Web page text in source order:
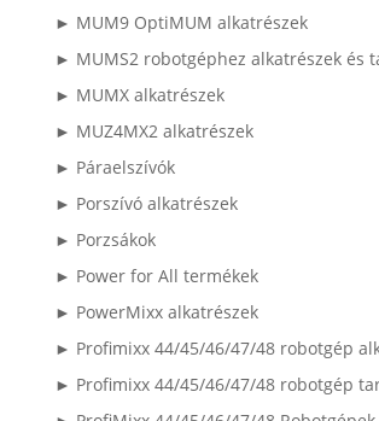
► MUM9 OptiMUM alkatrészek
► MUMS2 robotgéphez alkatrészek és
► MUMX alkatrészek
► MUZ4MX2 alkatrészek
► Páraelszívók
► Porszívó alkatrészek
► Porzsákok
► Power for All termékek
► PowerMixx alkatrészek
► Profimixx 44/45/46/47/48 robotgép
► Profimixx 44/45/46/47/48 robotgép